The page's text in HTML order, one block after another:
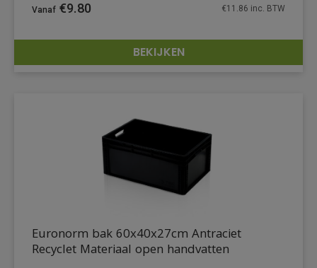
DETAILS
€9.80 €11.86 inc. BTW
BEKIJKEN
Euronorm bak 60x40x27cm Antraciet
Recyclet Materiaal open handvatten